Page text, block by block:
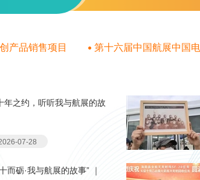
销售项目 第十六届中国航展中国电科
年之约，听听我与航展的故
07-28
而砺·我与航展的故事” ｜